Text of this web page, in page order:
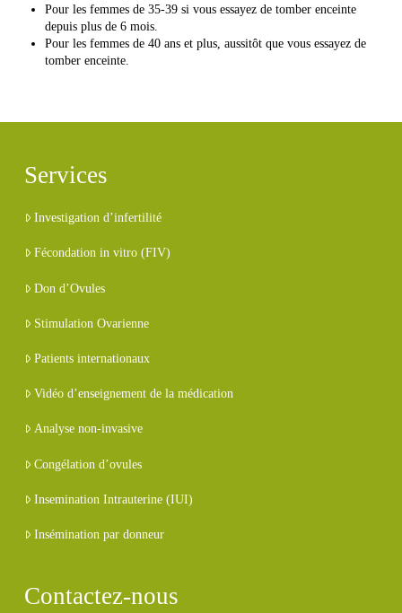
Pour les femmes de 35-39 si vous essayez de tomber enceinte
depuis plus de 6 mois.
Pour les femmes de 40 ans et plus, aussitôt que vous essayez de
tomber enceinte.
Services
Investigation d’infertilité
Fécondation in vitro (FIV)
Don d’Ovules
Stimulation Ovarienne
Patients internationaux
Vidéo d’enseignement de la médication
Analyse non-invasive
Congélation d’ovules
Insemination Intrauterine (IUI)
Insémination par donneur
Contactez-nous